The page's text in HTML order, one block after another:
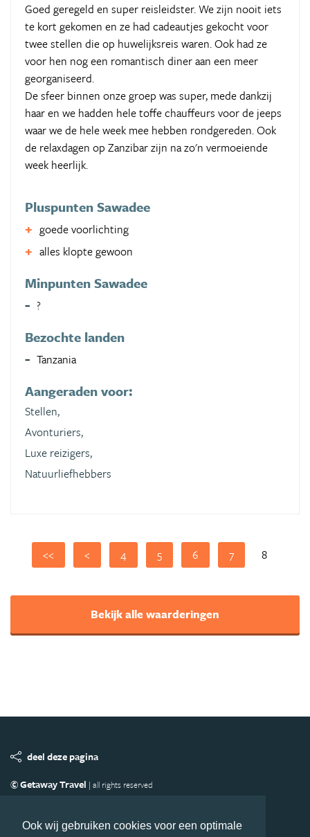
Ook wij gebruiken cookies voor een optimale
Goed geregeld en super reisleidster. We zijn nooit iets
te kort gekomen en ze had cadeautjes gekocht voor
twee stellen die op huwelijksreis waren. Ook had ze
voor hen nog een romantisch diner aan een meer
georganiseerd.
De sfeer binnen onze groep was super, mede dankzij
haar en we hadden hele toffe chauffeurs voor de jeeps
waar we de hele week mee hebben rondgereden. Ook
de relaxdagen op Zanzibar zijn na zo'n vermoeiende
week heerlijk.
Pluspunten Sawadee
goede voorlichting
alles klopte gewoon
Minpunten Sawadee
?
Bezochte landen
Tanzania
Aangeraden voor:
Stellen,
Avonturiers,
Luxe reizigers,
Natuurliefhebbers
<< < 4 5 6 7 8
Bekijk alle waarderingen
deel deze pagina
© Getaway Travel | all rights reserved
Copyright
Privacy statement Disclaimer Cookies